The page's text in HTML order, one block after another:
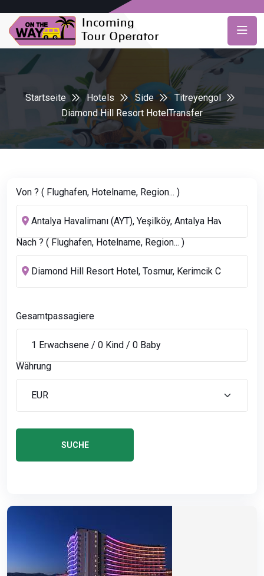
Startseite Hotels Side
Titreyengol
Diamond Hill Resort HotelTransfer
Von ? ( Flughafen, Hotelname, Region... )
Nach ? ( Flughafen, Hotelname, Region... )
Gesamtpassagiere
Währung
SUCHE